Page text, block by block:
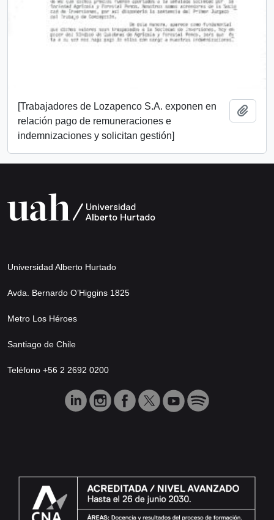
[Trabajadores de Lozapenco S.A. exponen en
relación pago de remuneraciones e
indemnizaciones y solicitan gestión]
Universidad Alberto Hurtado
Avda. Bernardo O’Higgins 1825
Metro Los Héroes
Santiago de Chile
Teléfono +56 2 2692 0200